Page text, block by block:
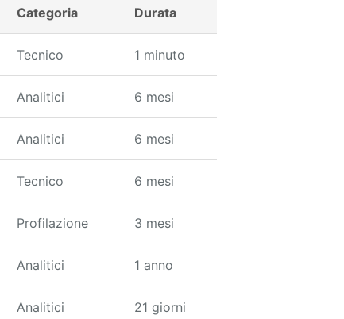
Categoria Durata
Tecnico 1 minuto
Analitici 6 mesi
Analitici 6 mesi
Tecnico 6 mesi
Profilazione 3 mesi
Analitici 1 anno
Analitici 21 giorni